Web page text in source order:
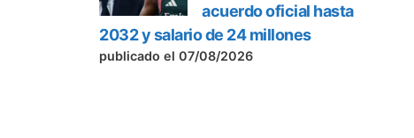
acuerdo oficial hasta
2032 y salario de 24 millones
publicado el 07/08/2026